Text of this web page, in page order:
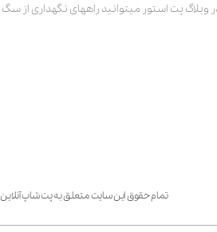
وبلاگ پت استور میتوانید راههای نگهداری از
تمام حقوق این سایت متعلق به پت شاپ آنلاین